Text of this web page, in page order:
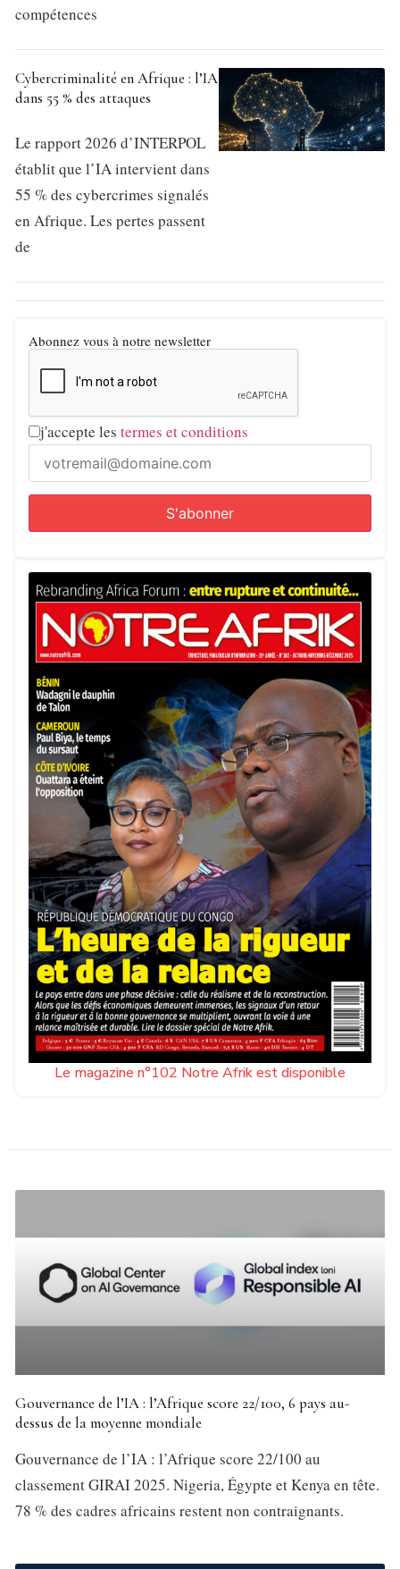
compétences
Cybercriminalité en Afrique : l’IA
dans 55 % des attaques
Le rapport 2026 d’INTERPOL
établit que l’IA intervient dans
55 % des cybercrimes signalés
en Afrique. Les pertes passent
de
Abonnez vous à notre newsletter
j'accepte les termes et conditions
Le magazine n°102 Notre Afrik est disponible
Gouvernance de l’IA : l’Afrique score 22/100, 6 pays au-
dessus de la moyenne mondiale
Gouvernance de l’IA : l’Afrique score 22/100 au
classement GIRAI 2025. Nigeria, Égypte et Kenya en tête.
78 % des cadres africains restent non contraignants.